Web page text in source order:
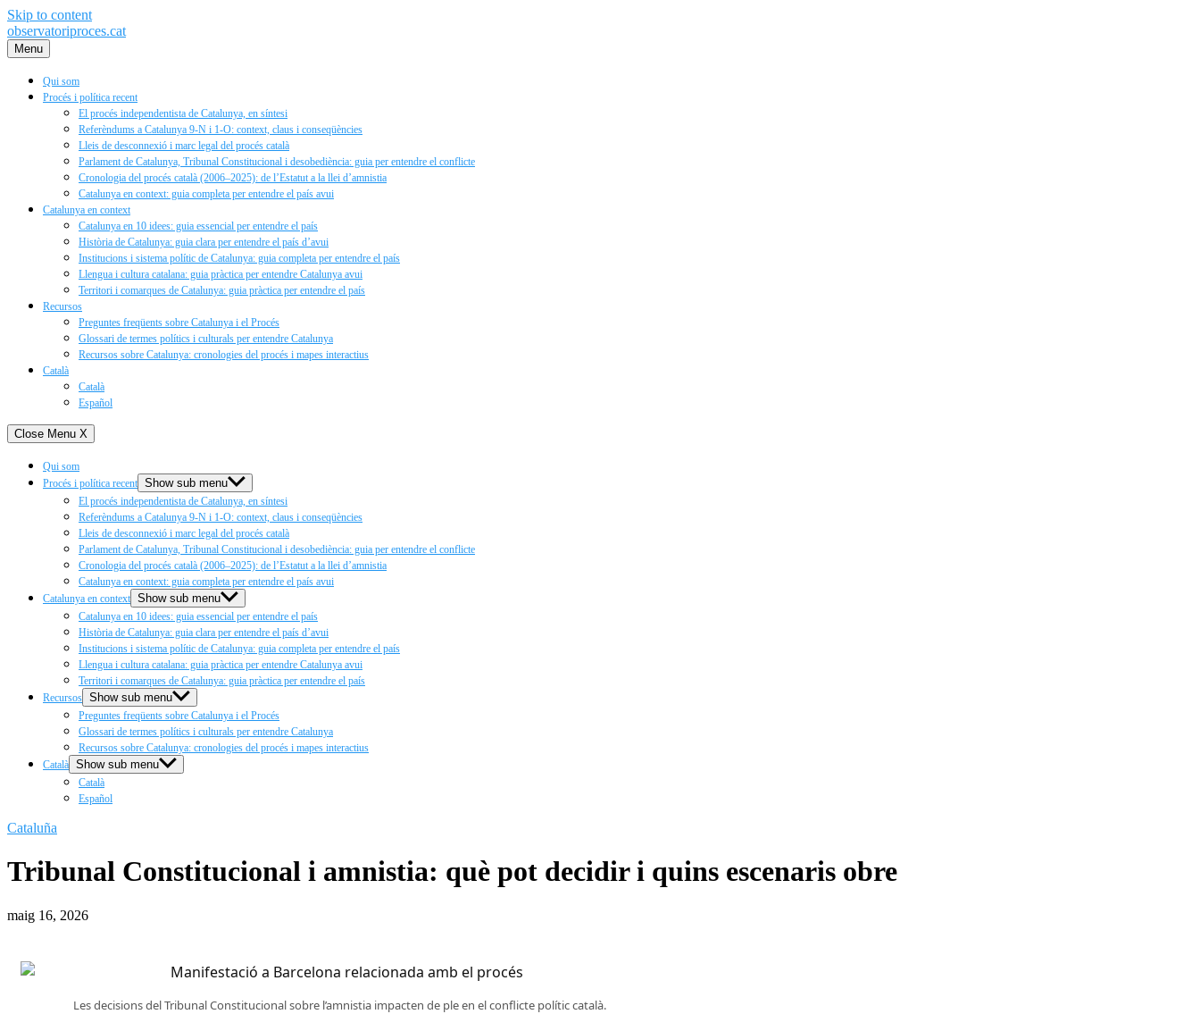
Skip to content
observatoriproces.cat
Menu
Qui som
Procés i política recent
El procés independentista de Catalunya, en síntesi
Referèndums a Catalunya 9‑N i 1‑O: context, claus i conseqüències
Lleis de desconnexió i marc legal del procés català
Parlament de Catalunya, Tribunal Constitucional i desobediència: guia per entendre el conflicte
Cronologia del procés català (2006–2025): de l’Estatut a la llei d’amnistia
Catalunya en context: guia completa per entendre el país avui
Catalunya en context
Catalunya en 10 idees: guia essencial per entendre el país
Història de Catalunya: guia clara per entendre el país d’avui
Institucions i sistema polític de Catalunya: guia completa per entendre el país
Llengua i cultura catalana: guia pràctica per entendre Catalunya avui
Territori i comarques de Catalunya: guia pràctica per entendre el país
Recursos
Preguntes freqüents sobre Catalunya i el Procés
Glossari de termes polítics i culturals per entendre Catalunya
Recursos sobre Catalunya: cronologies del procés i mapes interactius
Català
Català
Español
Close Menu X
Qui som
Procés i política recent Show sub menu
El procés independentista de Catalunya, en síntesi
Referèndums a Catalunya 9‑N i 1‑O: context, claus i conseqüències
Lleis de desconnexió i marc legal del procés català
Parlament de Catalunya, Tribunal Constitucional i desobediència: guia per entendre el conflicte
Cronologia del procés català (2006–2025): de l’Estatut a la llei d’amnistia
Catalunya en context: guia completa per entendre el país avui
Catalunya en context Show sub menu
Catalunya en 10 idees: guia essencial per entendre el país
Història de Catalunya: guia clara per entendre el país d’avui
Institucions i sistema polític de Catalunya: guia completa per entendre el país
Llengua i cultura catalana: guia pràctica per entendre Catalunya avui
Territori i comarques de Catalunya: guia pràctica per entendre el país
Recursos Show sub menu
Preguntes freqüents sobre Catalunya i el Procés
Glossari de termes polítics i culturals per entendre Catalunya
Recursos sobre Catalunya: cronologies del procés i mapes interactius
Català Show sub menu
Català
Español
Cataluña
Tribunal Constitucional i amnistia: què pot decidir i quins escenaris obre
maig 16, 2026
Les decisions del Tribunal Constitucional sobre l’amnistia impacten de ple en el conflicte polític català.